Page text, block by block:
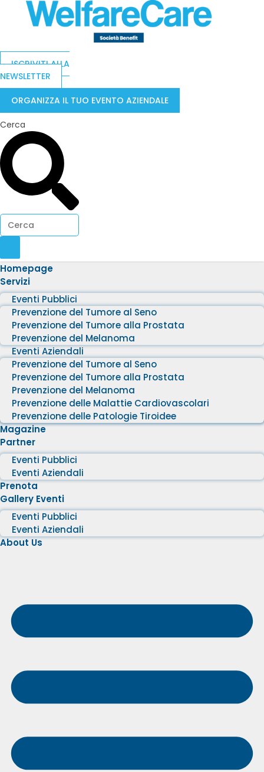
ISCRIVITI ALLA
NEWSLETTER
ORGANIZZA IL TUO EVENTO AZIENDALE
Cerca
Homepage
Servizi
Eventi Pubblici
Prevenzione del Tumore al Seno
Prevenzione del Tumore alla Prostata
Prevenzione del Melanoma
Eventi Aziendali
Prevenzione del Tumore al Seno
Prevenzione del Tumore alla Prostata
Prevenzione del Melanoma
Prevenzione delle Malattie Cardiovascolari
Prevenzione delle Patologie Tiroidee
Magazine
Partner
Eventi Pubblici
Eventi Aziendali
Prenota
Gallery Eventi
Eventi Pubblici
Eventi Aziendali
About Us